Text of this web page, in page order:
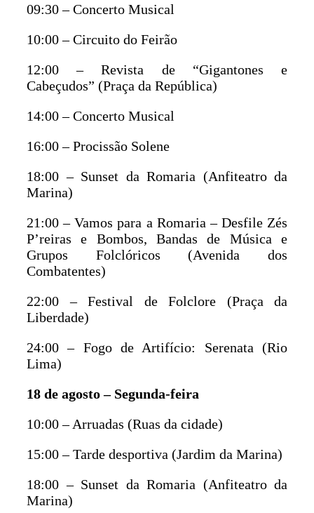
09:30 – Concerto Musical
10:00 – Circuito do Feirão
12:00 – Revista de “Gigantones e
Cabeçudos” (Praça da República)
14:00 – Concerto Musical
16:00 – Procissão Solene
18:00 – Sunset da Romaria (Anfiteatro da
Marina)
21:00 – Vamos para a Romaria – Desfile Zés
P’reiras e Bombos, Bandas de Música e
Grupos Folclóricos (Avenida dos
Combatentes)
22:00 – Festival de Folclore (Praça da
Liberdade)
24:00 – Fogo de Artifício: Serenata (Rio
Lima)
18 de agosto – Segunda-feira
10:00 – Arruadas (Ruas da cidade)
15:00 – Tarde desportiva (Jardim da Marina)
18:00 – Sunset da Romaria (Anfiteatro da
Marina)